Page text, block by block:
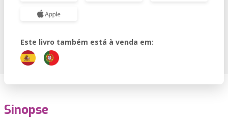
Este livro também está à venda em:
Sinopse